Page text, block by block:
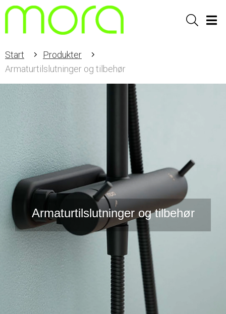
Sök
Start
Produkter
Armaturtilslutninger og tilbehør
Armaturtilslutninger og tilbehør